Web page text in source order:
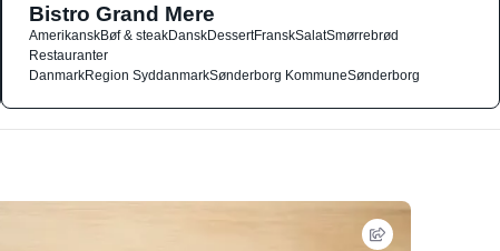
Bistro Grand Mere
AmerikanskBøf & steakDanskDessertFranskSalatSmørrebrød
Restauranter
DanmarkRegion SyddanmarkSønderborg KommuneSønderborg